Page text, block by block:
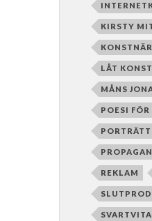
KIRSTY
LÅT
MÅNS
POESI
PORTRÄTT
REKLAM